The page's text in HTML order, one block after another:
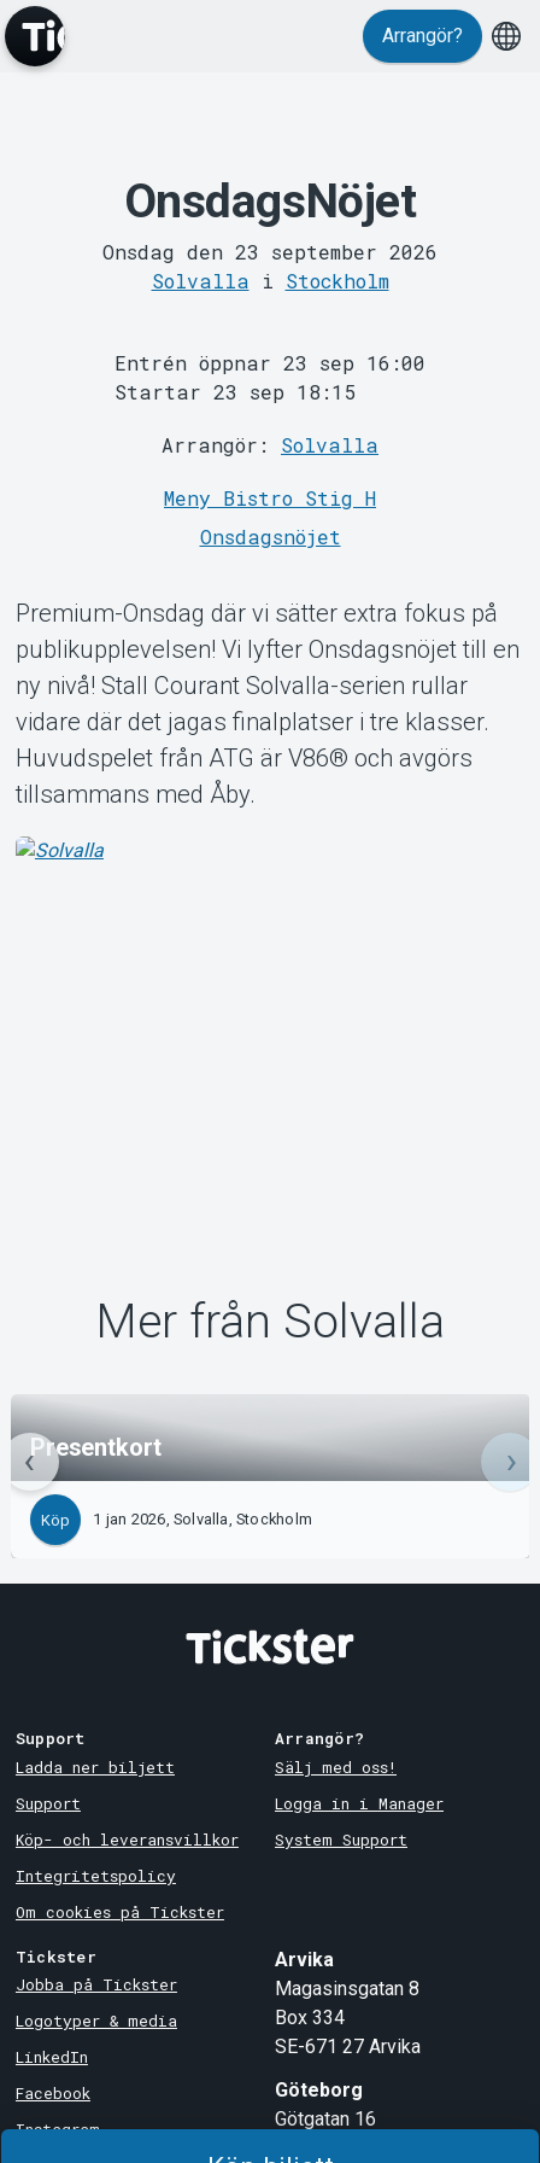
MyTickster
Support
Om Tickster
Arrangör?
OnsdagsNöjet
Onsdag den 23 september 2026
Solvalla i Stockholm
Entrén öppnar 23 sep 16:00
Startar 23 sep 18:15
Arrangör: Solvalla
Meny Bistro Stig H
Onsdagsnöjet
Premium-Onsdag där vi sätter extra fokus på
publikupplevelsen! Vi lyfter Onsdagsnöjet till en
ny nivå! Stall Courant Solvalla-serien rullar
vidare där det jagas finalplatser i tre klasser.
Huvudspelet från ATG är V86® och avgörs
tillsammans med Åby.
Mer från Solvalla
Presentkort
Köp 1 jan 2026, Solvalla, Stockholm
Support
Ladda ner biljett
Support
Köp- och leveransvillkor
Integritetspolicy
Om cookies på Tickster
Arrangör?
Sälj med oss!
Logga in i Manager
System Support
Tickster
Jobba på Tickster
Logotyper & media
LinkedIn
Facebook
Instagram
Arvika
Magasinsgatan 8
Box 334
SE-671 27 Arvika
Göteborg
Götgatan 16